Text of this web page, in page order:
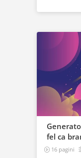
fel ca
16 pagini